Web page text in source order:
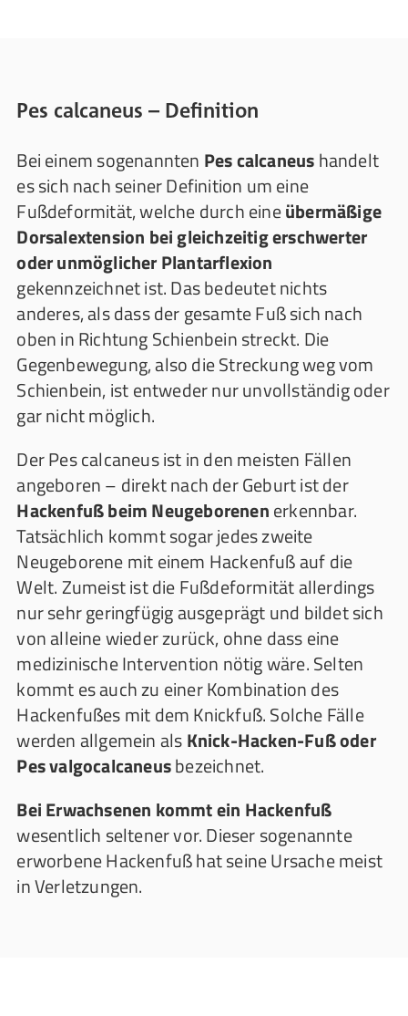
Pes calcaneus – Definition
Bei einem sogenannten Pes calcaneushandelt
es sich nach seiner Definition um eine
Fußdeformität, welche durch eineübermäßige
Dorsalextension bei gleichzeitig erschwerter
oder unmöglicher Plantarflexion
gekennzeichnet ist. Das bedeutet nichts
anderes, als dass der gesamte Fuß sich nach
oben in Richtung Schienbein streckt. Die
Gegenbewegung, also die Streckung weg vom
Schienbein, ist entweder nur unvollständig oder
gar nicht möglich.
Der Pes calcaneus ist in den meisten Fällen
angeboren – direkt nach der Geburt ist der
Hackenfuß beim Neugeborenenerkennbar.
Tatsächlich kommt sogar jedes zweite
Neugeborene mit einem Hackenfuß auf die
Welt. Zumeist ist die Fußdeformität allerdings
nur sehr geringfügig ausgeprägt und bildet sich
von alleine wieder zurück, ohne dass eine
medizinische Intervention nötig wäre. Selten
kommt es auch zu einer Kombination des
Hackenfußes mit dem Knickfuß. Solche Fälle
werden allgemein alsKnick-Hacken-Fuß oder
Pes valgocalcaneusbezeichnet.
Bei Erwachsenen kommt ein Hackenfuß
wesentlich seltener vor. Dieser sogenannte
erworbene Hackenfuß hat seine Ursache meist
in Verletzungen.